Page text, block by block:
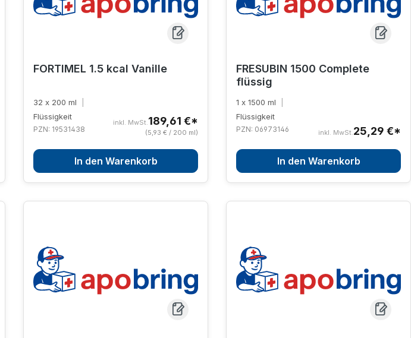
FORTIMEL 1.5 kcal Vanille
32 x 200 ml
Flüssigkeit
PZN: 19531438
inkl. MwSt.189,61 €*
(5,93 € / 200 ml)
In den Warenkorb
FRESUBIN 1500 Complete
flüssig
1 x 1500 ml
Flüssigkeit
PZN: 06973146 inkl. MwSt.25,29 €*
In den Warenkorb